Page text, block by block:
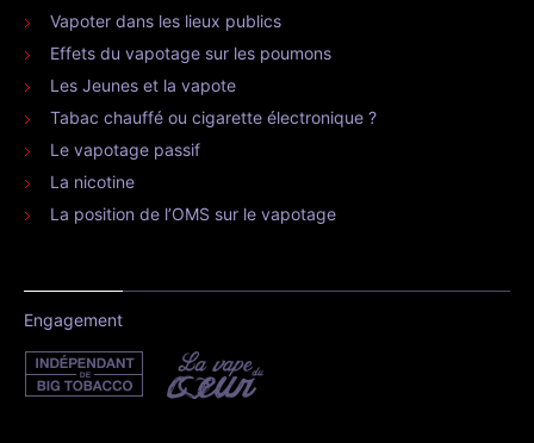
Vapoter dans les lieux publics
Effets du vapotage sur les poumons
Les Jeunes et la vapote
Tabac chauffé ou cigarette électronique ?
Le vapotage passif
La nicotine
La position de l’OMS sur le vapotage
Engagement